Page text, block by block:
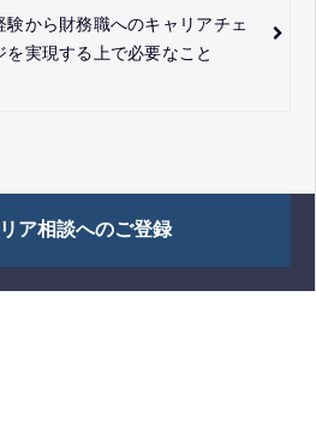
験から財務職へのキャリアチェ
を実現する上で必要なこと
ア相談へのご登録